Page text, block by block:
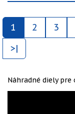
1 2 3
>|
Náhradné diely pre